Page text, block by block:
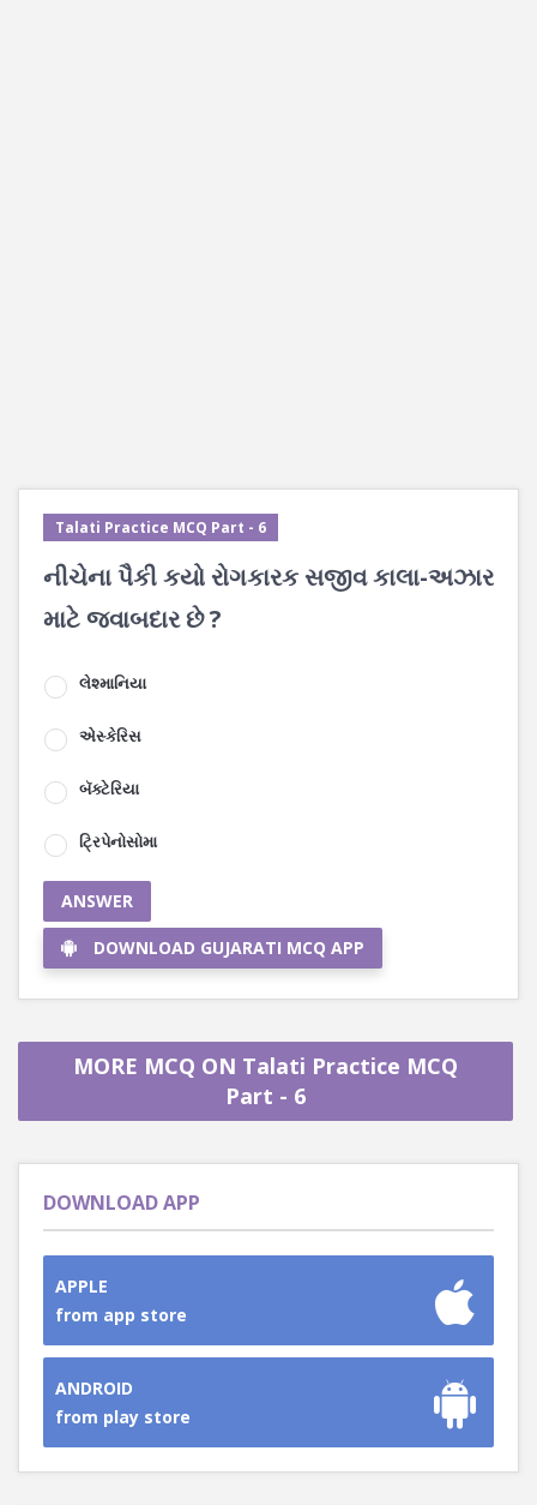
Talati Practice MCQ Part - 6
નીચેના પૈકી કયો રોગકારક સજીવ કાલા-અઝાર
માટે જવાબદાર છે ?
લેશ્માનિયા
એસ્કેરિસ
બૅક્ટેરિયા
ટ્રિપેનોસોમા
ANSWER
DOWNLOAD GUJARATI MCQ APP
MORE MCQ ON Talati Practice MCQ
Part - 6
DOWNLOAD APP
APPLE
from app store
ANDROID
from play store